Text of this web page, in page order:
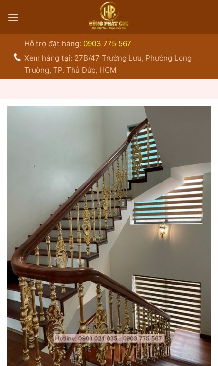
qua
Hỗ trợ đặt hàng: 0903 775 567
Xem hàng tại: 27B/47 Trường Lưu, Phường Long
Trường, TP. Thủ Đức, HCM